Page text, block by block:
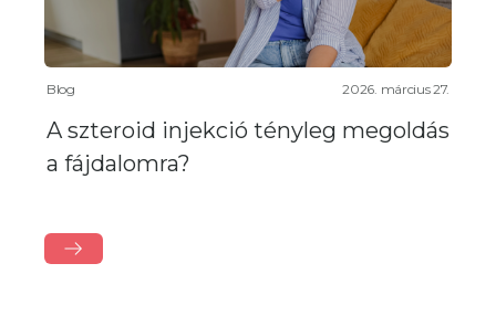
Blog 2026. március 27.
A szteroid injekció tényleg megoldás
a fájdalomra?